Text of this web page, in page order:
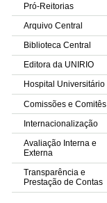
Pró-Reitorias
Arquivo Central
Biblioteca Central
Editora da UNIRIO
Hospital Universitário
Comissões e Comitês
Internacionalização
Avaliação Interna e
Externa
Transparência e
Prestação de Contas